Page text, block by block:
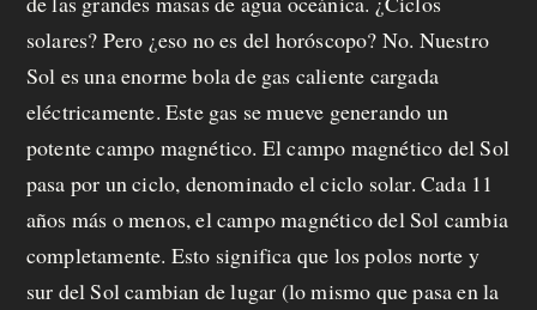
solares? Pero ¿eso no es del horóscopo? No. Nuestro
Sol es una enorme bola de gas caliente cargada
eléctricamente. Este gas se mueve generando un
potente campo magnético. El campo magnético del Sol
pasa por un ciclo, denominado el ciclo solar. Cada 11
años más o menos, el campo magnético del Sol cambia
completamente. Esto significa que los polos norte y
sur del Sol cambian de lugar (lo mismo que pasa en la